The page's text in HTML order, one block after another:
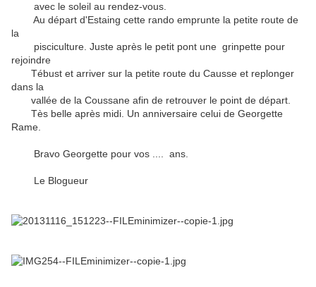
avec le soleil au rendez-vous.
Au départ d'Estaing cette rando emprunte la petite route de
la
pisciculture. Juste après le petit pont une grinpette pour
rejoindre
Tébust et arriver sur la petite route du Causse et replonger
dans la
vallée de la Coussane afin de retrouver le point de départ.
Tès belle après midi. Un anniversaire celui de Georgette
Rame.
Bravo Georgette pour vos .... ans.
Le Blogueur